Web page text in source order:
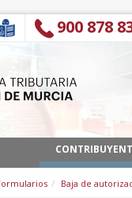
900 878
Baja de